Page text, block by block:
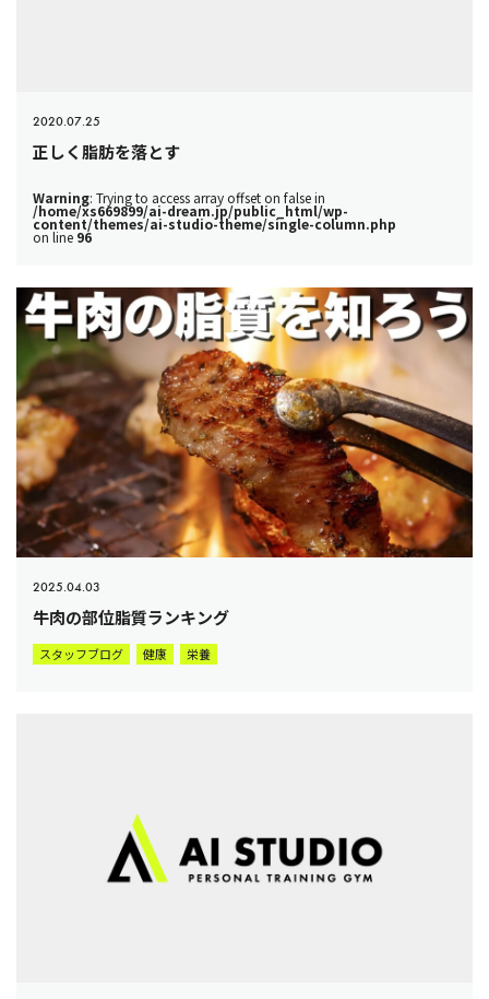
2020.07.25
正しく脂肪を落とす
Warning: Trying to access array offset on false in
/home/xs669899/ai-dream.jp/public_html/wp-
content/themes/ai-studio-theme/single-column.php
on line 96
2025.04.03
牛肉の部位脂質ランキング
スタッフブログ 健康 栄養